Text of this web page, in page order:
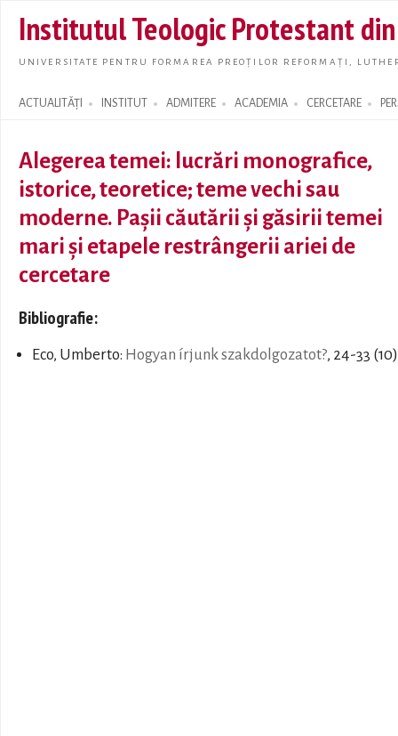
main
Institutul Teologic Protestant
UNIVERSITATE PENTRU FORMAREA PREOȚILOR REFORMAȚI,
ACTUALITĂȚI INSTITUT ADMITERE ACADEMIA CERCETARE
Search form
Alegerea temei: lucrări monografice,
istorice, teoretice; teme vechi sau
moderne. Paşii căutării şi găsirii temei
mari şi etapele restrângerii ariei de
cercetare
Bibliografie:
Eco, Umberto: Hogyan írjunk szakdolgozatot?, 24-33 (10)